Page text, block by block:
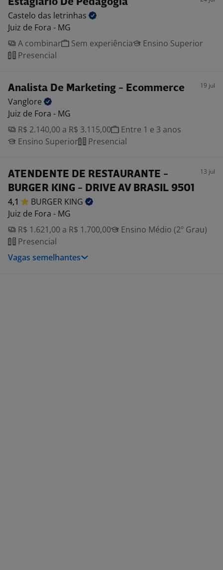
Estagiário De Pedagogia
Castelo das letrinhas
Juiz de Fora - MG
A combinar
Sem experiência
Ensino Superior
Presencial
Analista De Marketing - Ecommerce 19 jul
Vanglore
Juiz de Fora - MG
R$ 2.140,00 a R$ 3.115,00
Entre 1 e 3 anos
Ensino Superior
Presencial
ATENDENTE DE RESTAURANTE -
BURGER KING - DRIVE AV BRASIL 9501
13 jul
4,1 BURGER KING
Juiz de Fora - MG
R$ 1.621,00 a R$ 1.700,00
Ensino Médio (2º Grau)
Presencial
Vagas semelhantes